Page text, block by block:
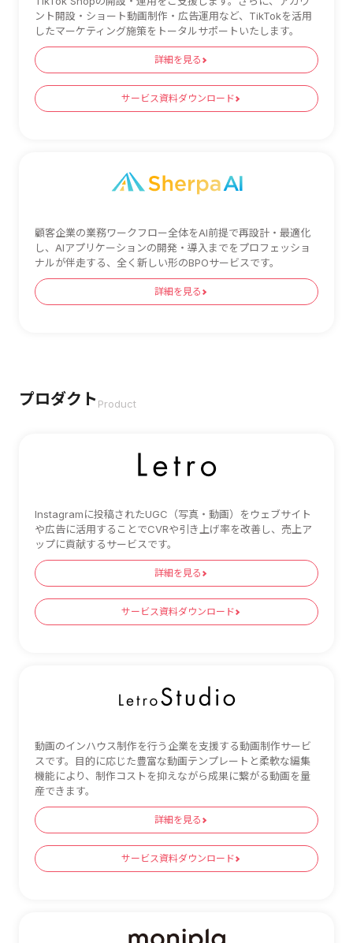
ント開設・ショート動画制作・広告運用など、TikTokを活用
したマーケティング施策をトータルサポートいたします。
詳細を見る
サービス資料ダウンロード
顧客企業の業務ワークフロー全体をAI前提で再設計・最適化
し、AIアプリケーションの開発・導入までをプロフェッショ
ナルが伴走する、全く新しい形のBPOサービスです。
詳細を見る
プロダクト Product
Instagramに投稿されたUGC（写真・動画）をウェブサイト
や広告に活用することでCVRや引き上げ率を改善し、売上ア
ップに貢献するサービスです。
詳細を見る
サービス資料ダウンロード
動画のインハウス制作を行う企業を支援する動画制作サービ
スです。目的に応じた豊富な動画テンプレートと柔軟な編集
機能により、制作コストを抑えながら成果に繋がる動画を量
産できます。
詳細を見る
サービス資料ダウンロード